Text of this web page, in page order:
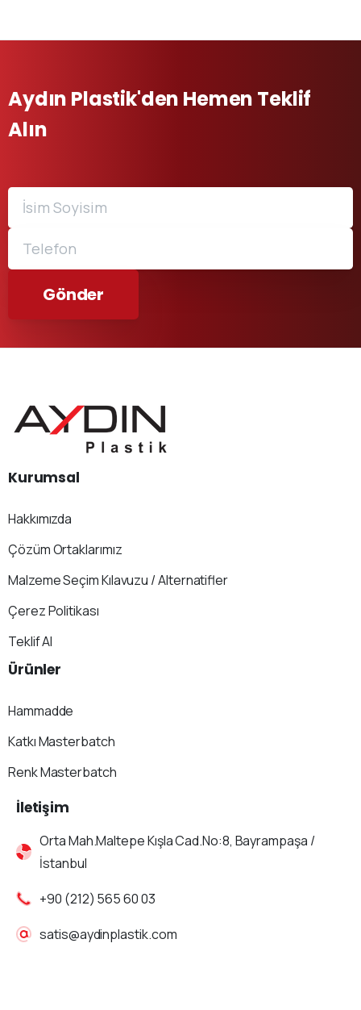
Aydın Plastik'den Hemen Teklif
Alın
Kurumsal
Hakkımızda
Çözüm Ortaklarımız
Malzeme Seçim Kılavuzu / Alternatifler
Çerez Politikası
Teklif Al
Ürünler
Hammadde
Katkı Masterbatch
Renk Masterbatch
İletişim
Orta Mah.Maltepe Kışla Cad.No:8, Bayrampaşa /
İstanbul
+90 (212) 565 60 03
satis@aydinplastik.com